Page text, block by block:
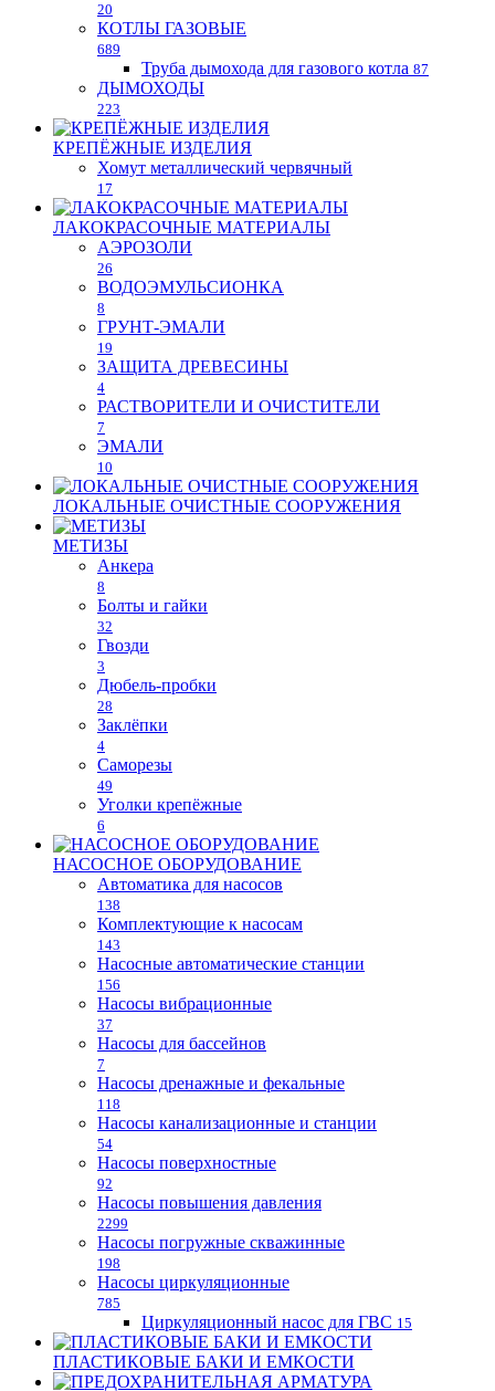
20
КОТЛЫ ГАЗОВЫЕ
689
Труба дымохода для газового котла 87
ДЫМОХОДЫ
223
КРЕПЁЖНЫЕ ИЗДЕЛИЯ
Хомут металлический червячный
17
ЛАКОКРАСОЧНЫЕ МАТЕРИАЛЫ
АЭРОЗОЛИ
26
ВОДОЭМУЛЬСИОНКА
8
ГРУНТ-ЭМАЛИ
19
ЗАЩИТА ДРЕВЕСИНЫ
4
РАСТВОРИТЕЛИ И ОЧИСТИТЕЛИ
7
ЭМАЛИ
10
ЛОКАЛЬНЫЕ ОЧИСТНЫЕ СООРУЖЕНИЯ
МЕТИЗЫ
Анкера
8
Болты и гайки
32
Гвозди
3
Дюбель-пробки
28
Заклёпки
4
Саморезы
49
Уголки крепёжные
6
НАСОСНОЕ ОБОРУДОВАНИЕ
Автоматика для насосов
138
Комплектующие к насосам
143
Насосные автоматические станции
156
Насосы вибрационные
37
Насосы для бассейнов
7
Насосы дренажные и фекальные
118
Насосы канализационные и станции
54
Насосы поверхностные
92
Насосы повышения давления
2299
Насосы погружные скважинные
198
Насосы циркуляционные
785
Циркуляционный насос для ГВС 15
ПЛАСТИКОВЫЕ БАКИ И ЕМКОСТИ